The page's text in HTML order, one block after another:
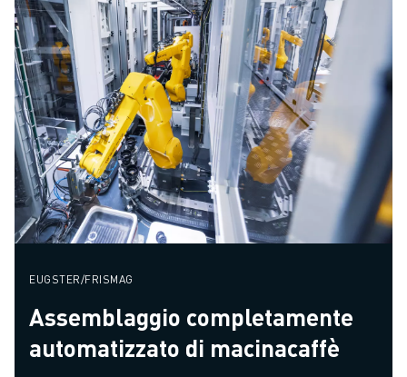
EUGSTER/FRISMAG
Assemblaggio completamente
automatizzato di macinacaffè